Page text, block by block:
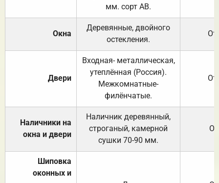
мм. сорт АВ.
Окна
Деревянные, двойного
остекления.
Двери
Входная- металлическая,
утеплённая (Россия).
Межкомнатные-
филёнчатые.
Наличники на
окна и двери
Наличник деревянный,
строганый, камерной
сушки 70-90 мм.
Шиповка
оконных и